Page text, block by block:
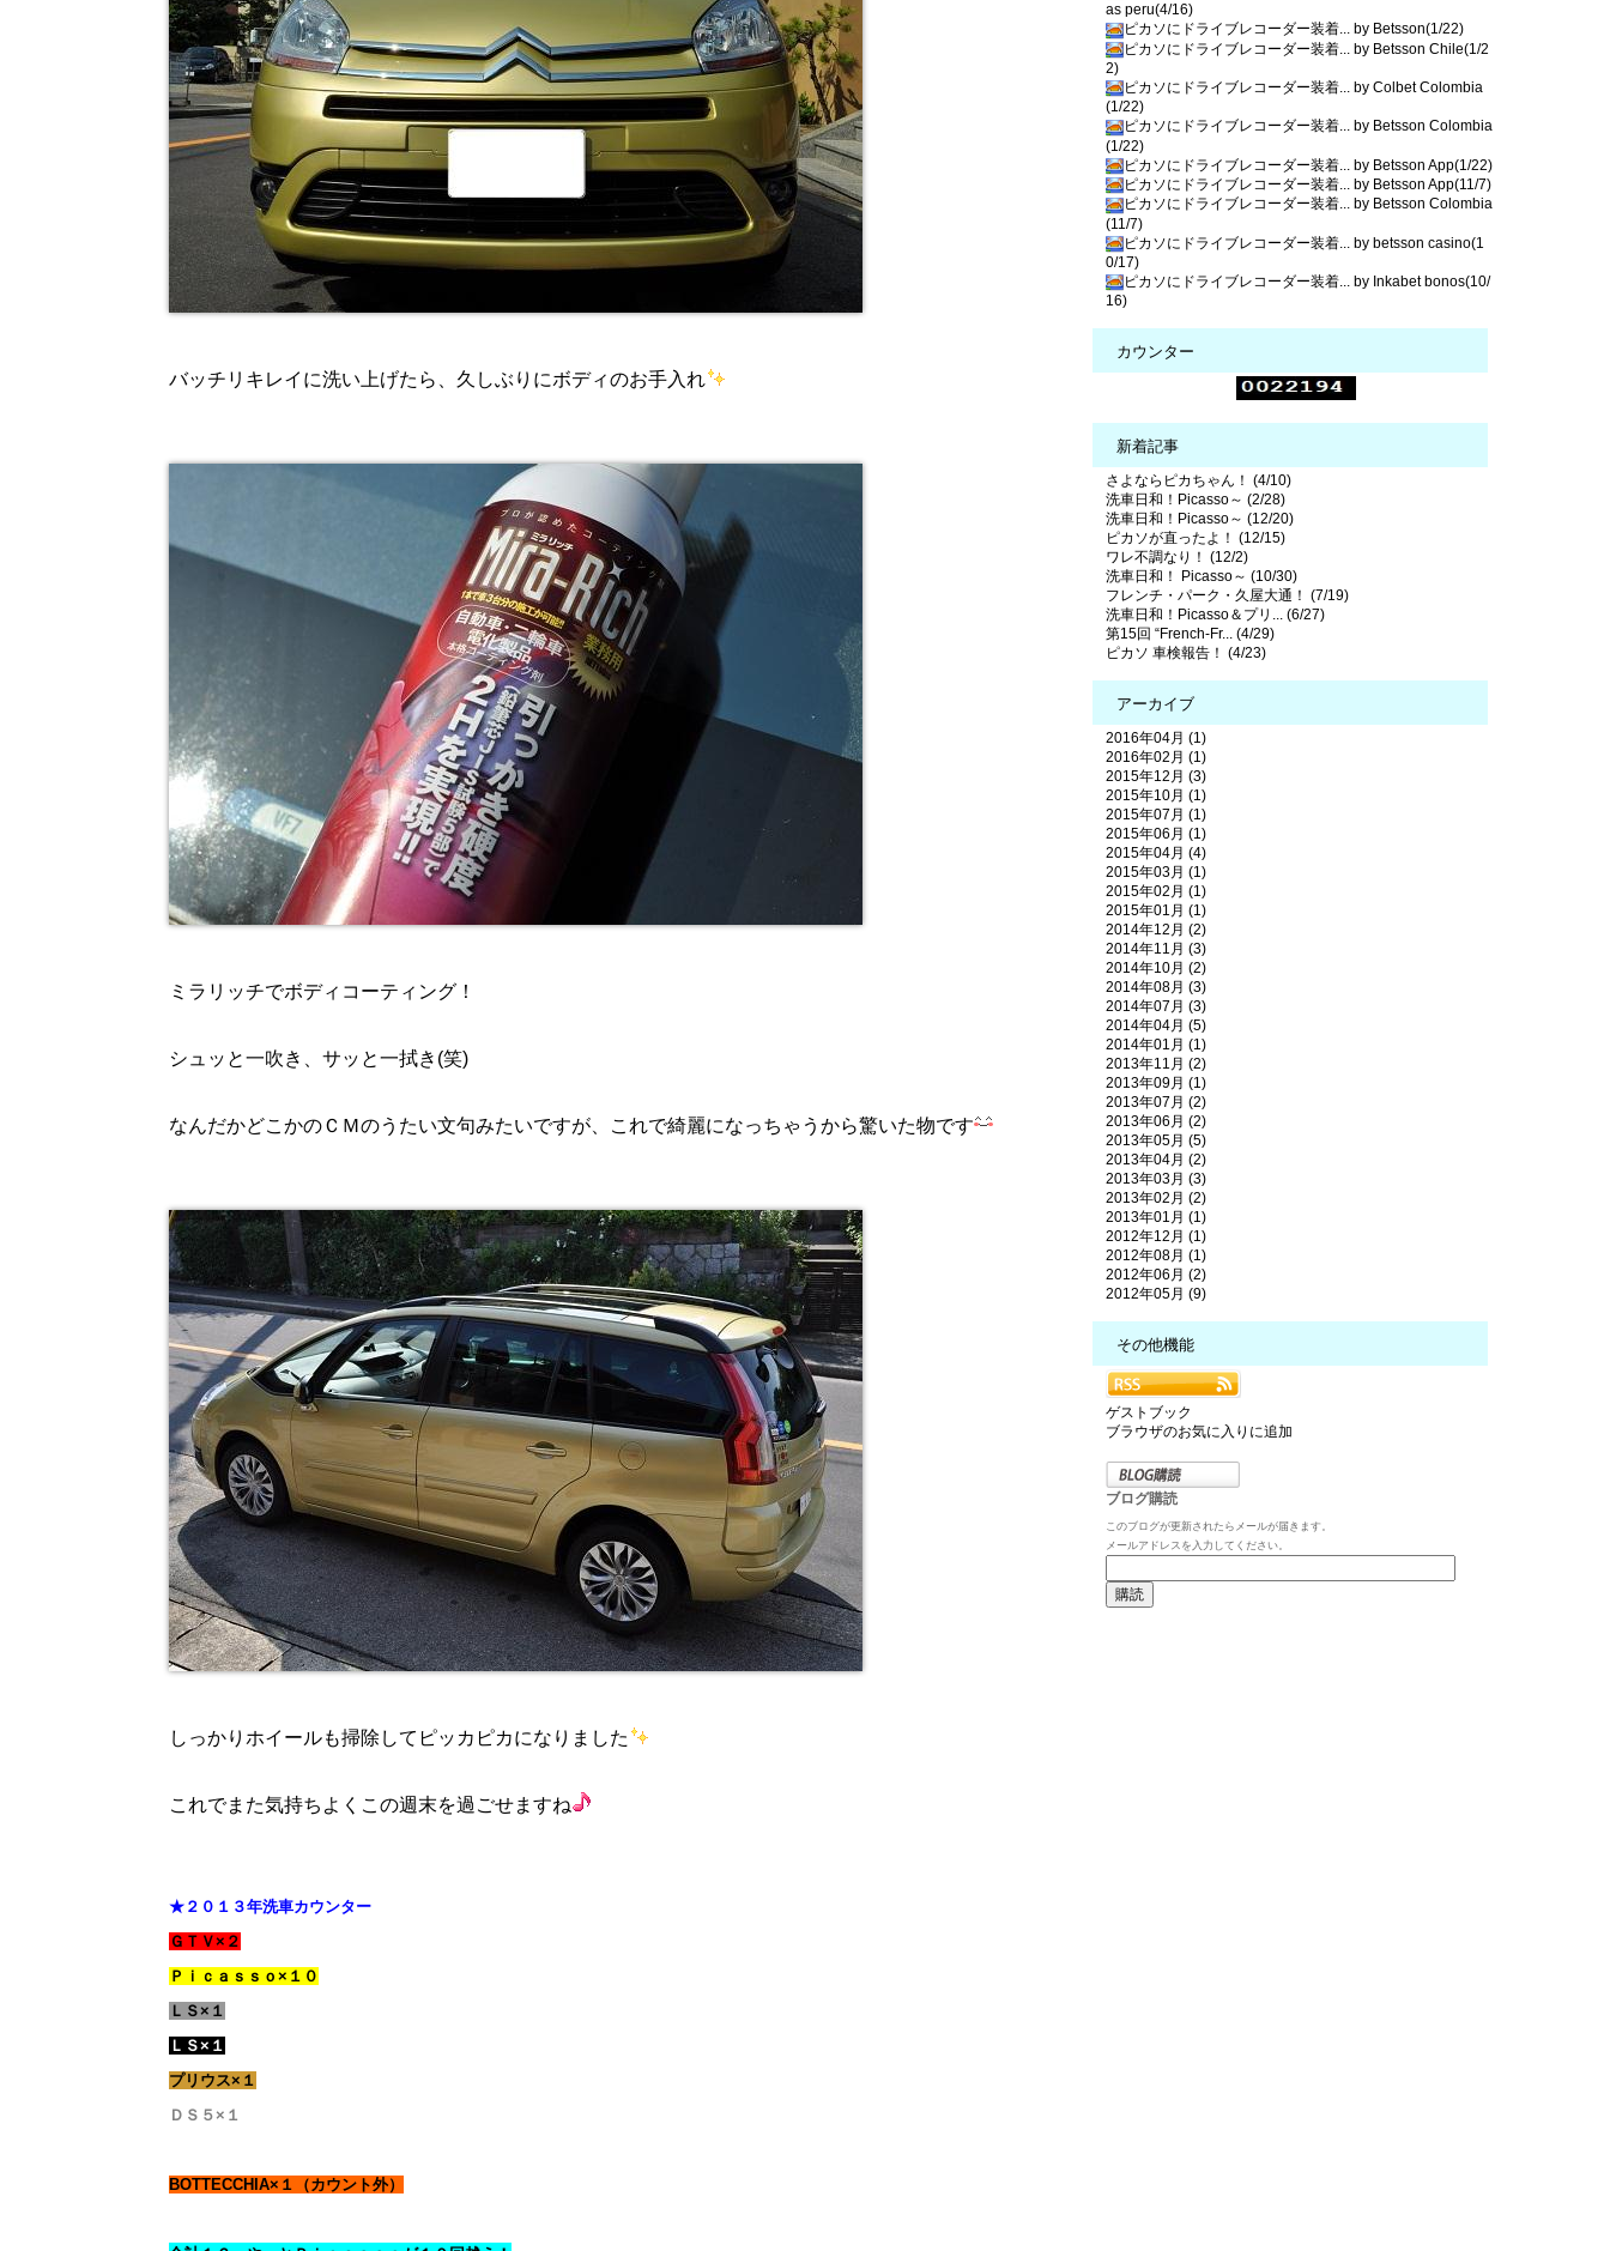
バッチリキレイに洗い上げたら、久しぶりにボディのお手入れ
ミラリッチでボディコーティング！
シュッと一吹き、サッと一拭き(笑)
なんだかどこかのＣＭのうたい文句みたいですが、これで綺麗になっちゃうから驚いた物です
しっかりホイールも掃除してピッカピカになりました
これでまた気持ちよくこの週末を過ごせますね
★２０１３年洗車カウンター
ＧＴＶ×２
Ｐｉｃａｓｓｏ×１０
ＬＳ×１
ＬＳ×１
プリウス×１
ＤＳ５×１
BOTTECCHIA×１（カウント外）
as peru(4/16)
ピカソにドライブレコーダー装着... by Betsson(1/22)
ピカソにドライブレコーダー装着... by Betsson Chile(1/2
2)
ピカソにドライブレコーダー装着... by Colbet Colombia
(1/22)
ピカソにドライブレコーダー装着... by Betsson Colombia
(1/22)
ピカソにドライブレコーダー装着... by Betsson App(1/22)
ピカソにドライブレコーダー装着... by Betsson App(11/7)
ピカソにドライブレコーダー装着... by Betsson Colombia
(11/7)
ピカソにドライブレコーダー装着... by betsson casino(1
0/17)
ピカソにドライブレコーダー装着... by Inkabet bonos(10/
16)
カウンター
新着記事
さよならピカちゃん！ (4/10)
洗車日和！Picasso～ (2/28)
洗車日和！Picasso～ (12/20)
ピカソが直ったよ！ (12/15)
ワレ不調なり！ (12/2)
洗車日和！ Picasso～ (10/30)
フレンチ・パーク・久屋大通！ (7/19)
洗車日和！Picasso＆プリ... (6/27)
第15回 “French-Fr... (4/29)
ピカソ 車検報告！ (4/23)
アーカイブ
2016年04月 (1)
2016年02月 (1)
2015年12月 (3)
2015年10月 (1)
2015年07月 (1)
2015年06月 (1)
2015年04月 (4)
2015年03月 (1)
2015年02月 (1)
2015年01月 (1)
2014年12月 (2)
2014年11月 (3)
2014年10月 (2)
2014年08月 (3)
2014年07月 (3)
2014年04月 (5)
2014年01月 (1)
2013年11月 (2)
2013年09月 (1)
2013年07月 (2)
2013年06月 (2)
2013年05月 (5)
2013年04月 (2)
2013年03月 (3)
2013年02月 (2)
2013年01月 (1)
2012年12月 (1)
2012年08月 (1)
2012年06月 (2)
2012年05月 (9)
その他機能
ゲストブック
ブラウザのお気に入りに追加
ブログ購読
このブログが更新されたらメールが届きます。
メールアドレスを入力してください。